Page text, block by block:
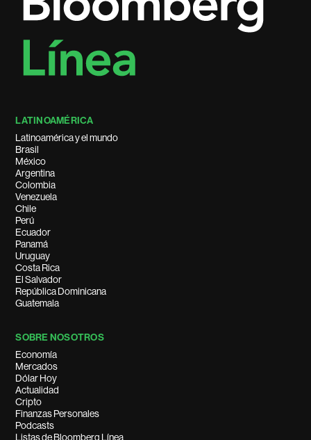
LATINOAMÉRICA
Latinoamérica y el mundo
Brasil
México
Argentina
Colombia
Venezuela
Chile
Perú
Ecuador
Panamá
Uruguay
Costa Rica
El Salvador
República Dominicana
Guatemala
SOBRE NOSOTROS
Economía
Mercados
Dólar Hoy
Actualidad
Cripto
Finanzas Personales
Podcasts
Listas de Bloomberg Línea